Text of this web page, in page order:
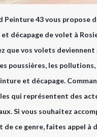
Peinture 43 vous propose
décapage de volet à
que vos volets deviennent
poussières, les
et décapage.
qui représentent des
Si vous souhaitez
de ce genre, faites appel à